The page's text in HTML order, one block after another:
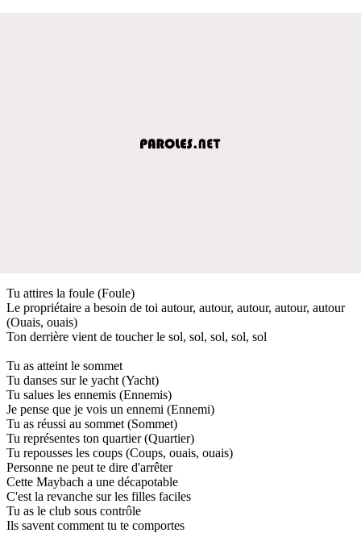
Tu attires la foule (Foule)
Le propriétaire a besoin de toi autour, autour, autour, autour, autour
(Ouais, ouais)
Ton derrière vient de toucher le sol, sol, sol, sol, sol
Tu as atteint le sommet
Tu danses sur le yacht (Yacht)
Tu salues les ennemis (Ennemis)
Je pense que je vois un ennemi (Ennemi)
Tu as réussi au sommet (Sommet)
Tu représentes ton quartier (Quartier)
Tu repousses les coups (Coups, ouais, ouais)
Personne ne peut te dire d'arrêter
Cette Maybach a une décapotable
C'est la revanche sur les filles faciles
Tu as le club sous contrôle
Ils savent comment tu te comportes